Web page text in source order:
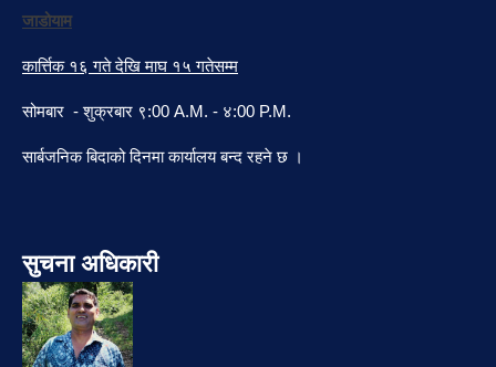
जाडोयाम
कार्त्तिक १६ गते देखि माघ १५ गतेसम्म
सोमबार - शुक्रबार ९:00 A.M. - ४:00 P.M.
सार्बजनिक बिदाको दिनमा कार्यालय बन्द रहने छ ।
सुचना अधिकारी